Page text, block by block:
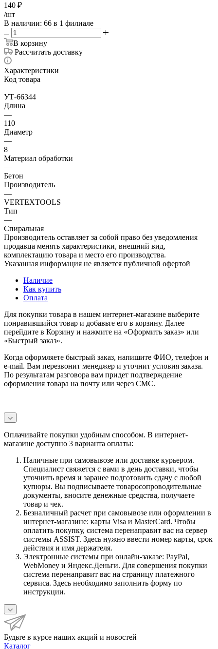
140 ₽
/шт
В наличии: 66 в 1 филиале
В корзину
Рассчитать доставку
Характеристики
Код товара
—
УТ-66344
Длина
—
110
Диаметр
—
8
Материал обработки
—
Бетон
Производитель
—
VERTEXTOOLS
Тип
—
Спиральная
Производитель оставляет за собой право без уведомления
продавца менять характеристики, внешний вид,
комплектацию товара и место его производства.
Указанная информация не является публичной офертой
Наличие
Как купить
Оплата
Для покупки товара в нашем интернет-магазине выберите
понравившийся товар и добавьте его в корзину. Далее
перейдите в Корзину и нажмите на «Оформить заказ» или
«Быстрый заказ».
Когда оформляете быстрый заказ, напишите ФИО, телефон и
e-mail. Вам перезвонит менеджер и уточнит условия заказа.
По результатам разговора вам придет подтверждение
оформления товара на почту или через СМС.
Оплачивайте покупки удобным способом. В интернет-
магазине доступно 3 варианта оплаты:
Наличные при самовывозе или доставке курьером.
Специалист свяжется с вами в день доставки, чтобы
уточнить время и заранее подготовить сдачу с любой
купюры. Вы подписываете товаросопроводительные
документы, вносите денежные средства, получаете
товар и чек.
Безналичный расчет при самовывозе или оформлении в
интернет-магазине: карты Visa и MasterCard. Чтобы
оплатить покупку, система перенаправит вас на сервер
системы ASSIST. Здесь нужно ввести номер карты, срок
действия и имя держателя.
Электронные системы при онлайн-заказе: PayPal,
WebMoney и Яндекс.Деньги. Для совершения покупки
система перенаправит вас на страницу платежного
сервиса. Здесь необходимо заполнить форму по
инструкции.
Будьте в курсе наших акций и новостей
Каталог